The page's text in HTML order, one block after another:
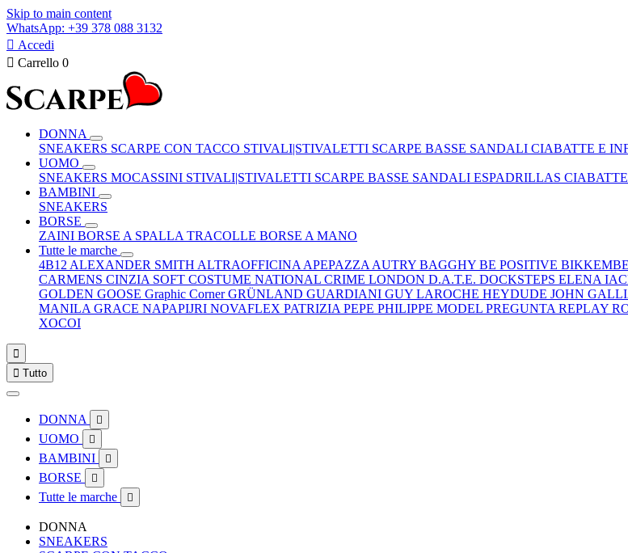
Skip to main content
WhatsApp: +39 378 088 3132
 Accedi
 Carrello 0
DONNA
SNEAKERS SCARPE CON TACCO STIVALI|STIVALETTI SCARPE BASSE SANDALI CIABATTE E
UOMO
SNEAKERS MOCASSINI STIVALI|STIVALETTI SCARPE BASSE SANDALI ESPADRILLAS
BAMBINI
SNEAKERS
BORSE
ZAINI BORSE A SPALLA TRACOLLE BORSE A MANO
Tutte le marche
4B12 ALEXANDER SMITH ALTRAOFFICINA APEPAZZA AUTRY BAGGHY BE POSITIVE
CARMENS CINZIA SOFT COSTUME NATIONAL CRIME LONDON D.A.T.E. DOCKSTEPS ELENA
GOLDEN GOOSE Graphic CornerGRÜNLAND GUARDIANI GUY LAROCHE HEYDUDE JOHN
MANILA GRACE NAPAPIJRI NOVAFLEX PATRIZIA PEPE PHILIPPE MODEL PREGUNTA REPLAY
XOCOI

 Tutto
DONNA 
UOMO 
BAMBINI 
BORSE 
Tutte le marche 
DONNA
SNEAKERS